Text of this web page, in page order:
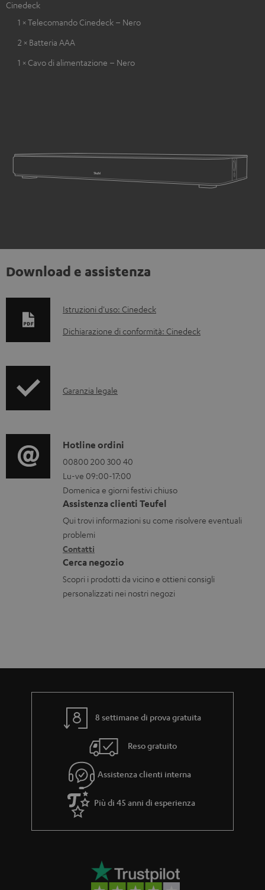
Cinedeck
1 × Telecomando Cinedeck – Nero
2 × Batteria AAA
1 × Cavo di alimentazione – Nero
Download e assistenza
D
o
e
i
s
c
a
r
i
c
a
b
Istruzioni d'uso: Cinedeck
Dichiarazione di conformità: Cinedeck
I
o
r
m
a
z
i
o
n
i
z
a
Garanzia legale
C
o
n
t
a
t
t
i
Hotline ordini
00800 200 300 40
Lu-ve 09:00-17:00
Domenica e giorni festivi chiuso
Assistenza clienti Teufel
Qui trovi informazioni su come risolvere eventuali
problemi
Contatti
Cerca negozio
Scopri i prodotti da vicino e ottieni consigli
personalizzati nei nostri negozi
8 settimane di prova gratuita
Reso gratuito
Assistenza clienti interna
Più di 45 anni di esperienza